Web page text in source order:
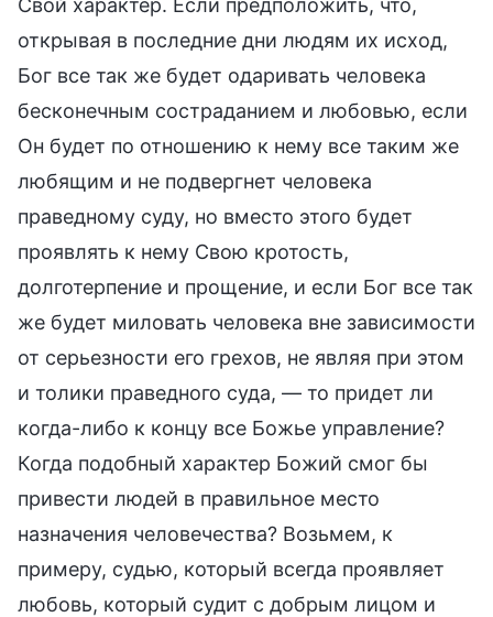
открывая в последние дни людям их исход,
Бог все так же будет одаривать человека
бесконечным состраданием и любовью, если
Он будет по отношению к нему все таким же
любящим и не подвергнет человека
праведному суду, но вместо этого будет
проявлять к нему Свою кротость,
долготерпение и прощение, и если Бог все так
же будет миловать человека вне зависимости
от серьезности его грехов, не являя при этом
и толики праведного суда, — то придет ли
когда-либо к концу все Божье управление?
Когда подобный характер Божий смог бы
привести людей в правильное место
назначения человечества? Возьмем, к
примеру, судью, который всегда проявляет
любовь, который судит с добрым лицом и